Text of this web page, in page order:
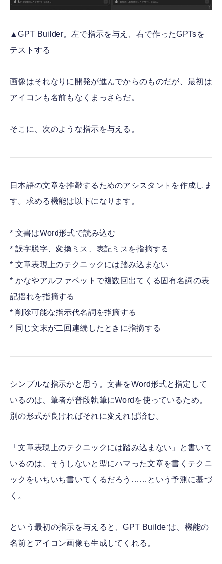
▲GPT Builder。左で指示を与え、右で作ったGPTsを
テストする
画像はそれなりに開発が進んでからのものだが、最初は
アイコンも名前もなくまっさらだ。
そこに、次のような指示を与える。
日本語の文章を推敲するためのアシスタントを作成しま
す。求める機能は以下になります。
* 文書はWord形式で読み込む
* 誤字脱字、変換ミス、表記ミスを指摘する
* 文章表現上のテクニックには踏み込まない
* かなやアルファベットで複数回出てくる固有名詞の表
記揺れを指摘する
* 削除可能な指示代名詞を指摘する
* 同じ文末が二回連続したときに指摘する
シンプルな指示かと思う。文書をWord形式と指定して
いるのは、筆者が普段執筆にWordを使っているため。
別の形式が良ければそれに変えれば済む。
「文章表現上のテクニックには踏み込まない」と書いて
いるのは、そうしないと型にハマった文章を書くテクニ
ックをいちいち書いてくるだろう……という予測に基づ
く。
という最初の指示を与えると、GPT Builderは、機能の
名前とアイコン画像も生成してくれる。